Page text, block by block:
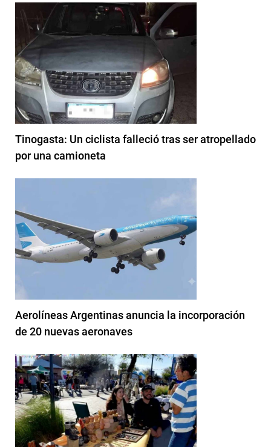
Tinogasta: Un ciclista falleció tras ser atropellado
por una camioneta
Aerolíneas Argentinas anuncia la incorporación
de 20 nuevas aeronaves